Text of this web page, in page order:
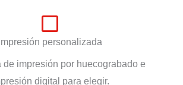
Impresión personalizada
de impresión por huecograbado e
digital para elegir.